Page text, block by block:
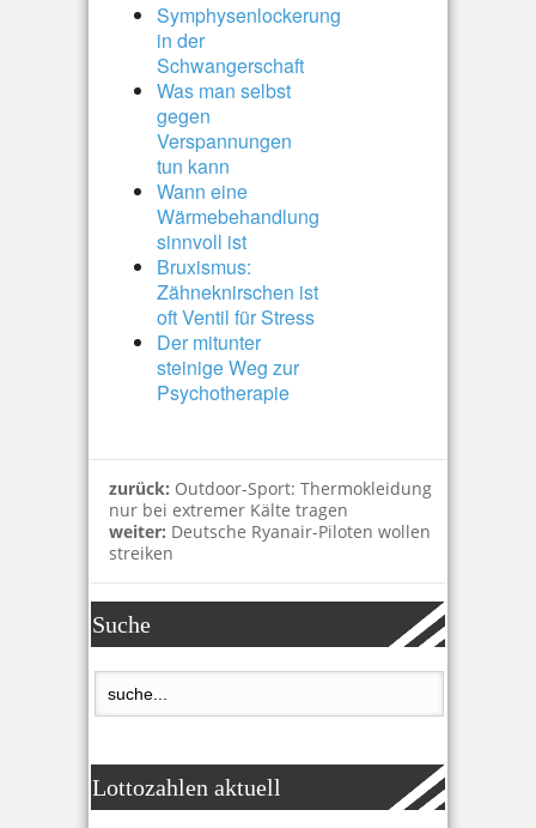
Symphysenlockerung
in der
Schwangerschaft
Was man selbst
gegen
Verspannungen
tun kann
Wann eine
Wärmebehandlung
sinnvoll ist
Bruxismus:
Zähneknirschen ist
oft Ventil für Stress
Der mitunter
steinige Weg zur
Psychotherapie
zurück: Outdoor-Sport: Thermokleidung
nur bei extremer Kälte tragen
weiter: Deutsche Ryanair-Piloten wollen
streiken
Suche
Lottozahlen aktuell